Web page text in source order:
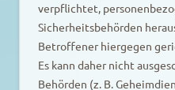
verpflichtet,
Sicherheitsbehörden
Betroffener hiergegen
Es kann daher nicht
Behörden (z. B.